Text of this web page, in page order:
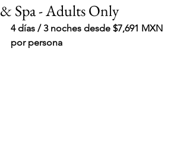
& Spa - Adults Only
4 días / 3 noches desde $7,691 MXN
por persona